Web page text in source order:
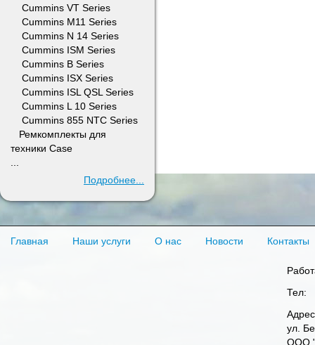
Cummins VT Series
Cummins M11 Series
Cummins N 14 Series
Cummins ISM Series
Cummins B Series
Cummins ISX Series
Cummins ISL QSL Series
Cummins L 10 Series
Cummins 855 NTC Series
Ремкомплекты для
техники Case
Подробнее...
Главная Наши услуги О нас Новости Контакты
Тел:
ул.
ООО